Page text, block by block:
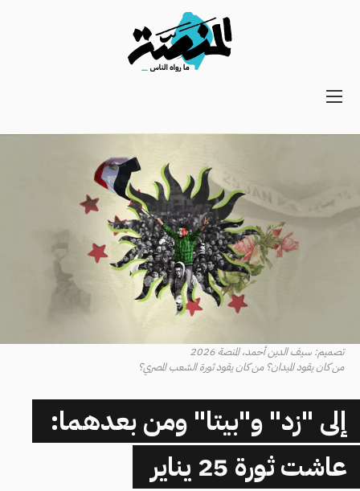
Main
تصميم: سيف الدين أحمد، المنصة 2026
من كان يقود الميدان؟ من كان يقود ثورة الشعب المصري؟
إلى "زد" و"بيتا" ومن بعدهما:
عاشت ثورة 25 يناير